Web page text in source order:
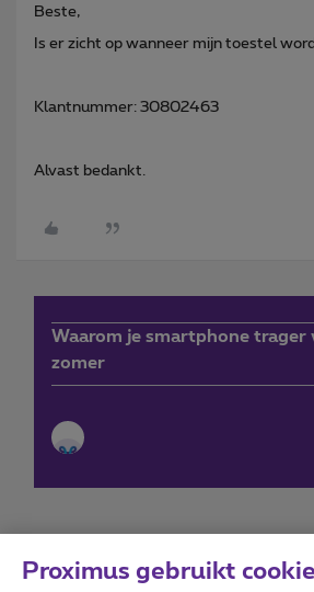
Beste,
Is er zicht op wanneer mijn toestel
Klantnummer: 30802463
Alvast bedankt.
Waarom je smartphone trager
zomer
Proximus gebruikt